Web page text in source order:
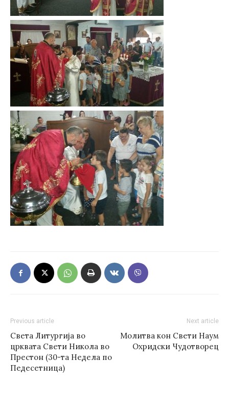
Previous article
Света Литургија во
црквата Свети Никола во
Престон (30-та Недела по
Педесетница)
Next article
Молитва кон Свети Наум
Охридски Чудотворец